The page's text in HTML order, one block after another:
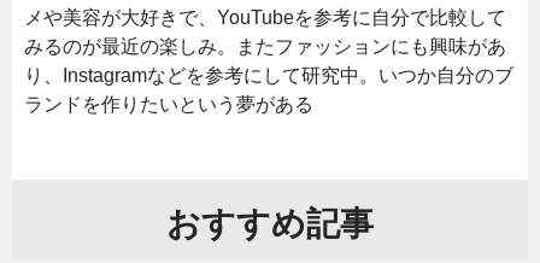
メや美容が大好きで、YouTubeを参考に自分で比較して
みるのが最近の楽しみ。またファッションにも興味があ
り、Instagramなどを参考にして研究中。いつか自分のブ
ランドを作りたいという夢がある
おすすめ記事